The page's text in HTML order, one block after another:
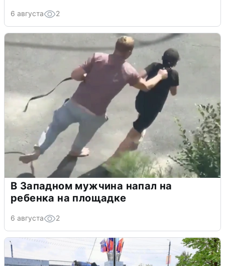
6 августа 2
В Западном мужчина напал на
ребенка на площадке
6 августа 2